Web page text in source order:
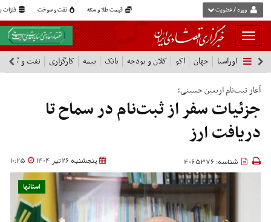
قیمت طلا و سکه نفت و سوخت فلزات ورود / عضویت
بار
و
بسته
نمودن
فهرست
اوراسیا جهان اکو کلان و بودجه بانک بیمه کارگزاری نفت و گاز
آغاز ثبت‌نام اربعین حسینی؛
جزئیات سفر از ثبت‌نام در سماح تا
دریافت ارز
پنجشنبه 26 تیر 1404 10:25 شناسه: 4065376
استانها